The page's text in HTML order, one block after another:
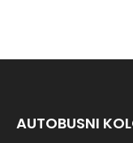
AUTOBUSNI